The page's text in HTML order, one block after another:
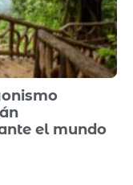
el mundo